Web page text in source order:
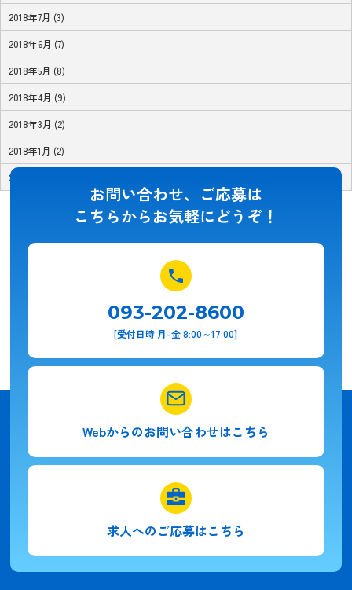
2018年7月 (3)
2018年6月 (7)
2018年5月 (8)
2018年4月 (9)
2018年3月 (2)
2018年1月 (2)
2017年11月 (1)
お問い合わせ、ご応募は
こちらからお気軽にどうぞ！
093-202-8600
[受付日時 月-金 8:00～17:00]
Webからのお問い合わせはこちら
求人へのご応募はこちら